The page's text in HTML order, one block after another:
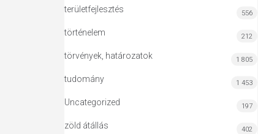
területfejlesztés 556
történelem 212
törvények, határozatok 1 805
tudomány 1 453
Uncategorized 197
zöld átállás 402